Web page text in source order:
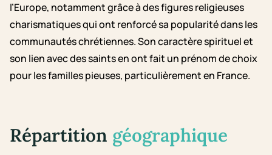
l’Europe, notamment grâce à des figures religieuses
charismatiques qui ont renforcé sa popularité dans les
communautés chrétiennes. Son caractère spirituel et
son lien avec des saints en ont fait un prénom de choix
pour les familles pieuses, particulièrement en France.
Répartition géographique